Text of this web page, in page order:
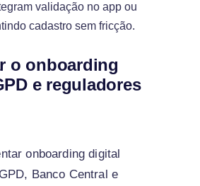
validação no app ou
cadastro sem fricção.
o onboarding
e reguladores
onboarding digital
Banco Central e